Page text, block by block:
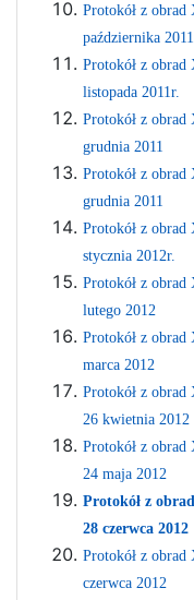
Protokół z obrad
października
Protokół z
listopada 2011r.
Protokół z
grudnia 2011
Protokół z
grudnia 2011
Protokół z
stycznia 2012r.
Protokół z
lutego 2012
Protokół z
marca 2012
Protokół z
26 kwietnia 2012
Protokół z
24 maja 2012
Protokół z
28 czerwca 2012
Protokół z
czerwca 2012